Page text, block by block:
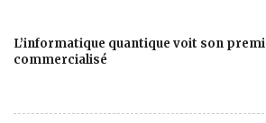
L’informatique quantique voit son
commercialisé